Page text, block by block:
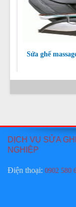
Sửa ghế
DỊCH VỤ SỬA
NGHIỆP
Điện thoại: 0902 580